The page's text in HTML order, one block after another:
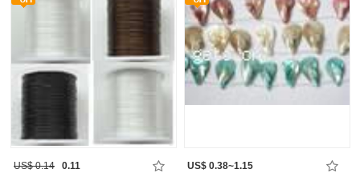
US$ 0.14 0.11 US$ 0.38~1.15